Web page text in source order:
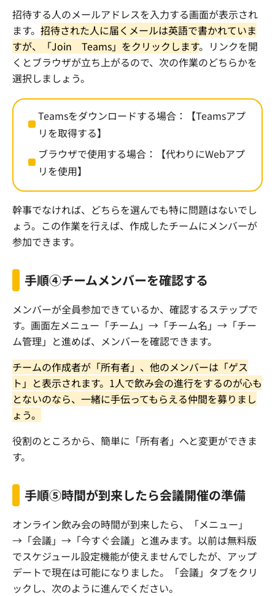
招待する人のメールアドレスを入力する画面が表示され
ます。 招待された人に届くメールは英語で書かれていま
すが、「Join Teams」をクリックします。リンクを開
くとブラウザが立ち上がるので、次の作業のどちらかを
選択しましょう。
Teamsをダウンロードする場合：【Teamsアプ
リを取得する】
ブラウザで使用する場合：【代わりにWebアプ
リを使用】
幹事でなければ、どちらを選んでも特に問題はないでし
ょう。この作業を行えば、作成したチームにメンバーが
参加できます。
手順④チームメンバーを確認する
メンバーが全員参加できているか、確認するステップで
す。画面左メニュー「チーム」→「チーム名」→「チー
ム管理」と進めば、メンバーを確認できます。
チームの作成者が「所有者」、他のメンバーは「ゲス
ト」と表示されます。 1人で飲み会の進行をするのが心も
とないのなら、一緒に手伝ってもらえる仲間を募りまし
ょう。
役割のところから、簡単に「所有者」へと変更ができま
す。
手順⑤時間が到来したら会議開催の準備
オンライン飲み会の時間が到来したら、「メニュー」
→「会議」→「今すぐ会議」と進みます。以前は無料版
でスケジュール設定機能が使えませんでしたが、アップ
デートで現在は可能になりました。「会議」タブをクリ
ックし、次のように進んでください。